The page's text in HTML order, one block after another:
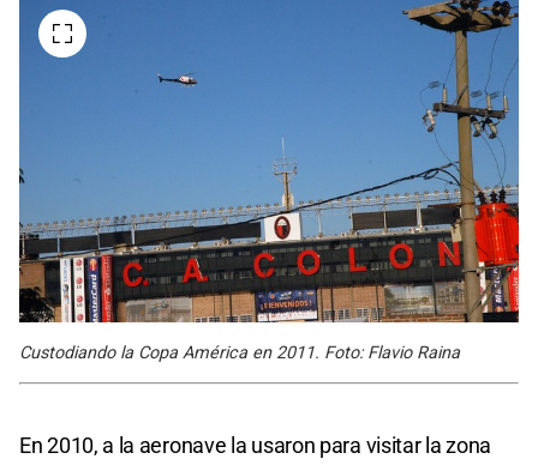
Custodiando la Copa América en 2011. Foto: Flavio Raina
En 2010, a la aeronave la usaron para visitar la zona